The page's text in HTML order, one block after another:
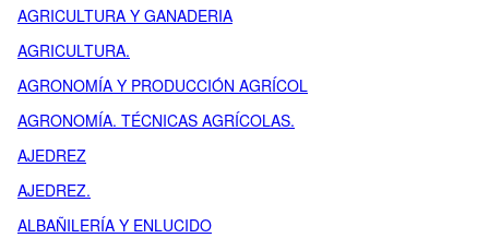
AGRICULTURA Y GANADERIA
AGRICULTURA.
AGRONOMÍA Y PRODUCCIÓN AGRÍCOL
AGRONOMÍA. TÉCNICAS AGRÍCOLAS.
AJEDREZ
AJEDREZ.
ALBAÑILERÍA Y ENLUCIDO